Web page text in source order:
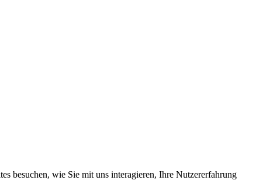
besuchen, wie Sie mit uns interagieren, Ihre Nutzererfahrung